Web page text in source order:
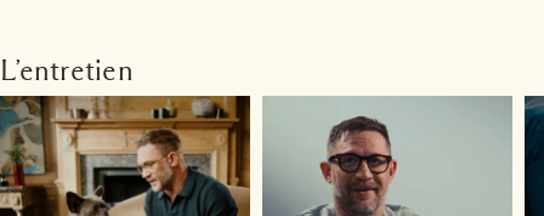
L’entretien